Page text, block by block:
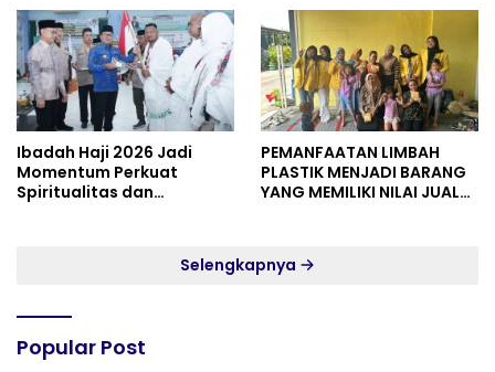
Ibadah Haji 2026 Jadi
Momentum Perkuat
Spiritualitas dan
PEMANFAATAN LIMBAH
PLASTIK MENJADI BARANG
YANG MEMILIKI NILAI JUAL
Selengkapnya
Popular Post